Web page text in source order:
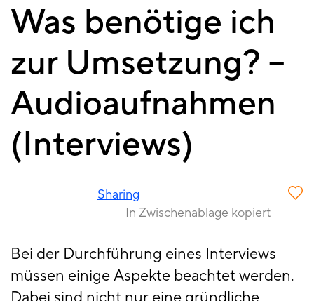
Was benötige ich
zur Umsetzung? –
Audioaufnahmen
(Interviews)
Sharing
In Zwischenablage kopiert
Bei der Durchführung eines Interviews
müssen einige Aspekte beachtet werden.